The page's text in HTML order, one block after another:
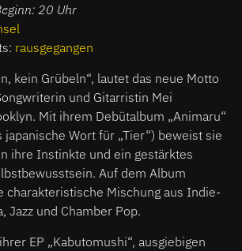
20 Uhr
rausgegangen
kein Grübeln“, lautet das neue Motto
und Gitarristin Mei
Mit ihrem Debütalbum „Animaru“
japanische Wort für „Tier“) beweist sie
ihre Instinkte und ein gestärktes
Auf dem Album
charakteristische Mischung aus Indie-
Jazz und Chamber Pop.
EP „Kabutomushi“, ausgiebigen